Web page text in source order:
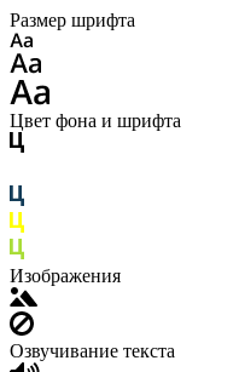
Размер шрифта
Цвет фона и шрифта
Изображения
Озвучивание текста